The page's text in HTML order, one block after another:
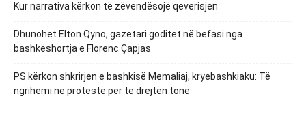
Kur narrativa kërkon të zëvendësojë qeverisjen
Dhunohet Elton Qyno, gazetari goditet në befasi nga
bashkëshortja e Florenc Çapjas
PS kërkon shkrirjen e bashkisë Memaliaj, kryebashkiaku: Të
ngrihemi në protestë për të drejtën tonë